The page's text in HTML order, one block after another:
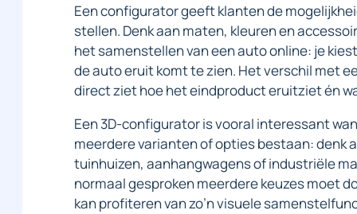
Een configurator geeft klanten de
stellen. Denk aan maten, kleuren en
het samenstellen van een auto online: je
de auto eruit komt te zien. Het verschil met
direct ziet hoe het eindproduct eruitziet én
Een 3D-configurator is vooral interessant
meerdere varianten of opties bestaan: denk
tuinhuizen, aanhangwagens of industriële
normaal gesproken meerdere keuzes moet
kan profiteren van zo’n visuele